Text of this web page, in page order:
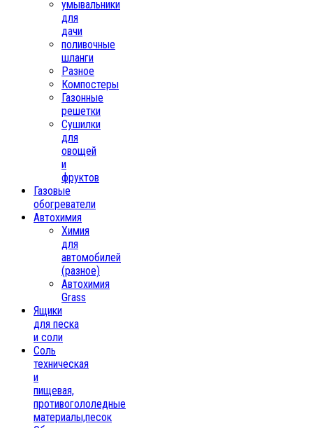
умывальники
для
дачи
поливочные
шланги
Разное
Компостеры
Газонные
решетки
Сушилки
для
овощей
и
фруктов
Газовые
обогреватели
Автохимия
Химия
для
автомобилей
(разное)
Автохимия
Grass
Ящики
для песка
и соли
Соль
техническая
и
пищевая,
противогололедные
материалы,песок